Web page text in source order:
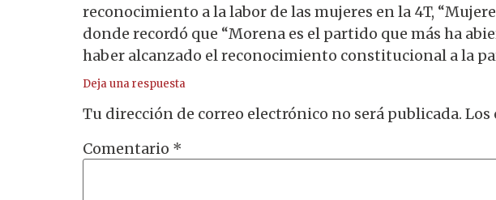
reconocimiento a la labor de las mujeres en la 4T,
donde recordó que “Morena es el partido que más ha
haber alcanzado el reconocimiento constitucional a la
Deja una respuesta
Tu dirección de correo electrónico no será publicada. Los
Comentario *